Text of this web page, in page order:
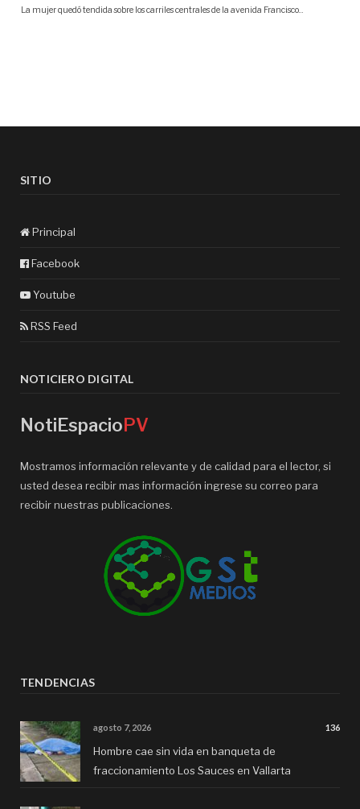
SITIO
Principal
Facebook
Youtube
RSS Feed
NOTICIERO DIGITAL
NotiEspacioPV
Mostramos información relevante y de calidad para el lector, si
usted desea recibir mas información ingrese su correo para
recibir nuestras publicaciones.
TENDENCIAS
agosto 7, 2026 136
Hombre cae sin vida en banqueta de
fraccionamiento Los Sauces en Vallarta